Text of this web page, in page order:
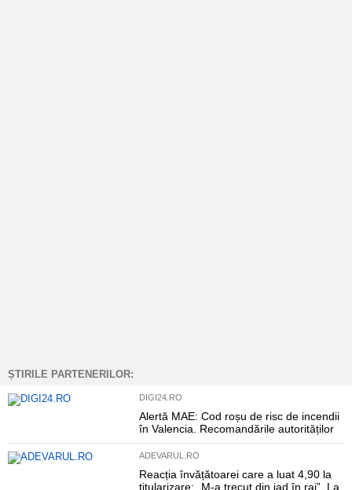
ȘTIRILE PARTENERILOR:
DIGI24.RO
Alertă MAE: Cod roșu de risc de incendii
în Valencia. Recomandările autorităților
ADEVARUL.RO
Reacția învățătoarei care a luat 4,90 la
titularizare: „M-a trecut din iad în rai”. La